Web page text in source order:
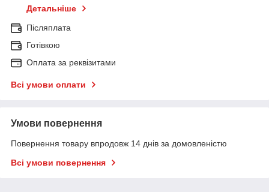
Детальніше
Післяплата
Готівкою
Оплата за реквізитами
Всі умови оплати
Умови повернення
Повернення товару впродовж 14 днів за домовленістю
Всі умови повернення